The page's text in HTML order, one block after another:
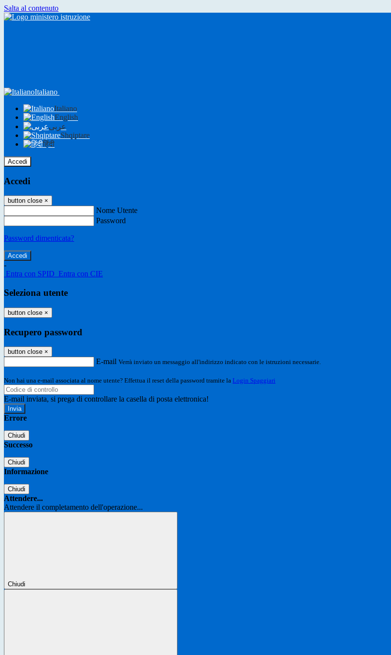
Salta al contenuto
Italiano
Italiano
English
عربى
Shqiptare
हिंदी
Accedi
Accedi
button close ×
Nome Utente
Password
Password dimenticata?
-
Entra con SPID Entra con CIE
Seleziona utente
button close ×
Recupero password
button close ×
E-mail Verrà inviato un messaggio all'indirizzo indicato con le istruzioni necessarie.
Non hai una e-mail associata al nome utente? Effettua il reset della password tramite la Login Spaggiari
E-mail inviata, si prega di controllare la casella di posta elettronica!
Errore
Chiudi
Successo
Chiudi
Informazione
Chiudi
Attendere...
Attendere il completamento dell'operazione...
Chiudi